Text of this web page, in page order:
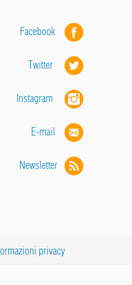
Facebook
Twitter
Instagram
E-mail
Newsletter
privacy